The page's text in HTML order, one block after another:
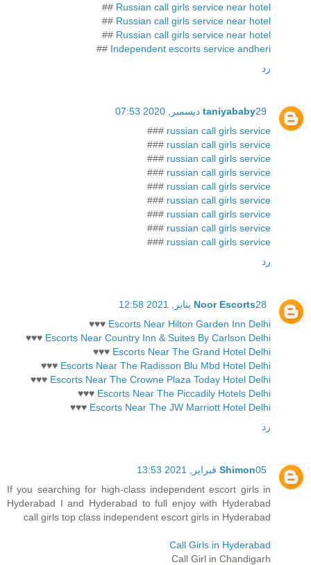
Russian call girls service near hotel
##
Russian call girls service near hotel
##
Russian call girls service near hotel
##
Independent escorts service andheri
##
رد
taniyababy29 ديسمبر, 2020 07:53
russian call girls service
###
russian call girls service
###
russian call girls service
###
russian call girls service
###
russian call girls service
###
russian call girls service
###
russian call girls service
###
russian call girls service
###
russian call girls service
###
رد
Noor Escorts28 يناير, 2021 12:58
Escorts Near Hilton Garden Inn Delhi
♥♥♥
Escorts Near Country Inn & Suites By Carlson Delhi
♥♥♥
Escorts Near The Grand Hotel Delhi
♥♥♥
Escorts Near The Radisson Blu Mbd Hotel Delhi
♥♥♥
Escorts Near The Crowne Plaza Today Hotel Delhi
♥♥♥
Escorts Near The Piccadily Hotels Delhi
♥♥♥
Escorts Near The JW Marriott Hotel Delhi
♥♥♥
رد
Shimon05 فبراير, 2021 13:53
If you searching for high-class independent escort girls in
Hyderabad I and Hyderabad to full enjoy with Hyderabad
call girls top class independent escort girls in Hyderabad
Call Girls in Hyderabad
Call Girl in Chandigarh